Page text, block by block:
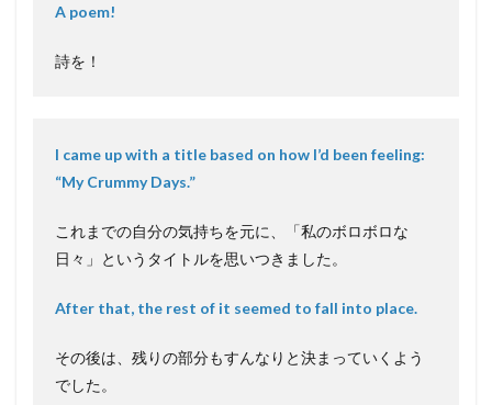
A poem!
詩を！
I came up with a title based on how I’d been feeling:
“My Crummy Days.”
これまでの自分の気持ちを元に、「私のボロボロな
日々」というタイトルを思いつきました。
After that, the rest of it seemed to fall into place.
その後は、残りの部分もすんなりと決まっていくよう
でした。